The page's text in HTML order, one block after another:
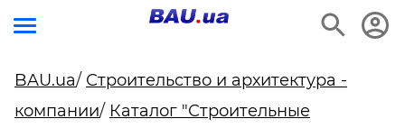
BAU.ua/ Строительство и архитектура -
компании/ Каталог "Строительные